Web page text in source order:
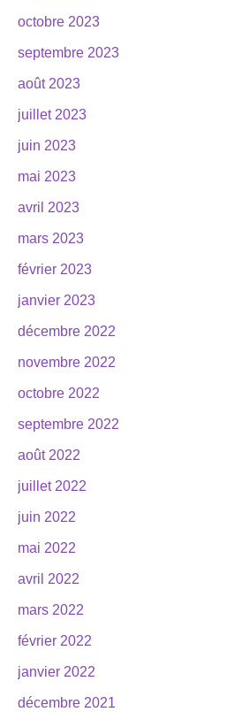
octobre 2023
septembre 2023
août 2023
juillet 2023
juin 2023
mai 2023
avril 2023
mars 2023
février 2023
janvier 2023
décembre 2022
novembre 2022
octobre 2022
septembre 2022
août 2022
juillet 2022
juin 2022
mai 2022
avril 2022
mars 2022
février 2022
janvier 2022
décembre 2021